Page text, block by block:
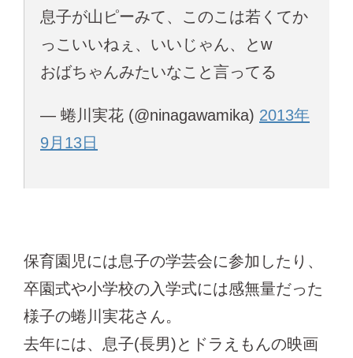
息子が山ピーみて、このこは若くてか
っこいいねぇ、いいじゃん、とw
おばちゃんみたいなこと言ってる
— 蜷川実花 (@ninagawamika) 2013年
9月13日
保育園児には息子の学芸会に参加したり、
卒園式や小学校の入学式には感無量だった
様子の蜷川実花さん。
去年には、息子(長男)とドラえもんの映画